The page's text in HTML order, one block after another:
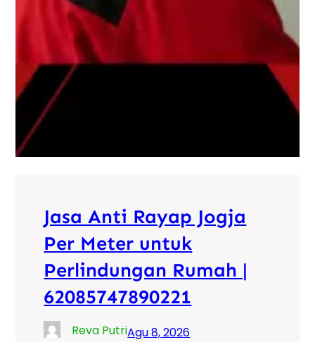
Jasa Anti Rayap Jogja
Per Meter untuk
Perlindungan Rumah |
62085747890221
Reva PutriAgu 8, 2026